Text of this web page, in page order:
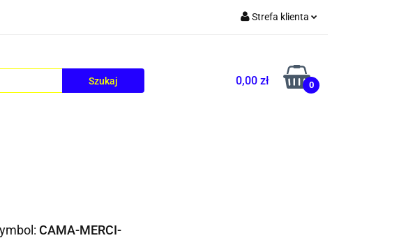
Strefa klienta
Zarejestruj się
Dodaj zgłoszenie
0,00 zł 0
CAMA-MERCI-